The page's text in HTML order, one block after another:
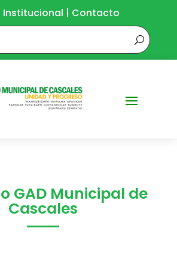
Institucional | Contacto
GAD Municipal de
Cascales